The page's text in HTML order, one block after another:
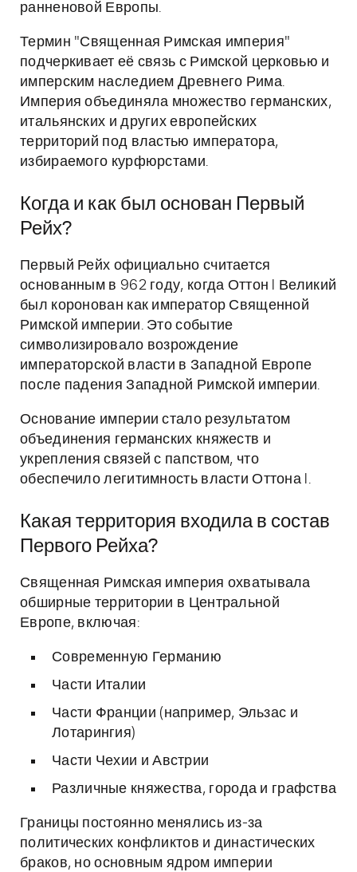
ранненовой Европы.
Термин "Священная Римская империя"
подчеркивает её связь с Римской церковью и
имперским наследием Древнего Рима.
Империя объединяла множество германских,
итальянских и других европейских
территорий под властью императора,
избираемого курфюрстами.
Когда и как был основан Первый
Рейх?
Первый Рейх официально считается
основанным в 962 году, когда Оттон I Великий
был коронован как император Священной
Римской империи. Это событие
символизировало возрождение
императорской власти в Западной Европе
после падения Западной Римской империи.
Основание империи стало результатом
объединения германских княжеств и
укрепления связей с папством, что
обеспечило легитимность власти Оттона I.
Какая территория входила в состав
Первого Рейха?
Священная Римская империя охватывала
обширные территории в Центральной
Европе, включая:
Современную Германию
Части Италии
Части Франции (например, Эльзас и
Лотарингия)
Части Чехии и Австрии
Различные княжества, города и графства
Границы постоянно менялись из-за
политических конфликтов и династических
браков, но основным ядром империи